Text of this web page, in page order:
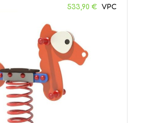
533,90€